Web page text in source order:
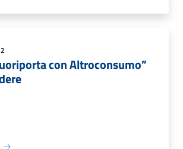
con Altroconsumo”